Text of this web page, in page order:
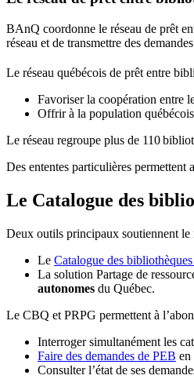
BAnQ coordonne le réseau de prêt
réseau et de transmettre des
Le réseau québécois de prêt entre
Favoriser la coopération entre
Offrir à la population
Le réseau regroupe plus de 110
Des ententes particulières permettent
Le Catalogue des
Deux outils principaux soutiennent le
Le Catalogue des
La solution Partage de
autonomes du Québec.
Le CBQ et PRPG permettent à
Interroger simultanément les
Faire des demandes de PEB en
Consulter l’état de ses